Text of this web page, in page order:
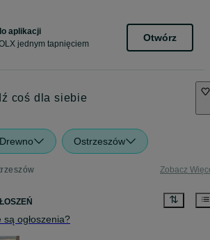
aplikacji
jednym tapnięciem
Otwórz
coś dla siebie
Drewno Ostrzeszów
Zobacz
ogłoszenia?